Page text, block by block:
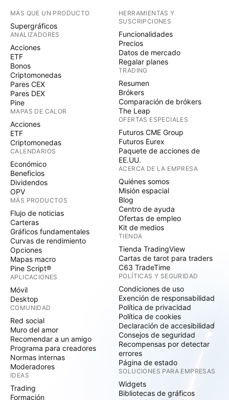
MÁS QUE UN PRODUCTO
Supergráficos
ANALIZADORES
Acciones
ETF
Bonos
Criptomonedas
Pares CEX
Pares DEX
Pine
MAPAS DE CALOR
Acciones
ETF
Criptomonedas
CALENDARIOS
Económico
Beneficios
Dividendos
OPV
MÁS PRODUCTOS
Flujo de noticias
Carteras
Gráficos fundamentales
Curvas de rendimiento
Opciones
Mapas macro
Pine Script®
APLICACIONES
Móvil
Desktop
COMUNIDAD
Red social
Muro del amor
Recomendar a un amigo
Programa para creadores
Normas internas
Moderadores
IDEAS
Trading
Formación
HERRAMIENTAS Y
SUSCRIPCIONES
Funcionalidades
Precios
Datos de mercado
Regalar planes
TRADING
Resumen
Brókers
Comparación de brókers
The Leap
OFERTAS ESPECIALES
Futuros CME Group
Futuros Eurex
Paquete de acciones de
EE.UU.
ACERCA DE LA EMPRESA
Quiénes somos
Misión espacial
Blog
Centro de ayuda
Ofertas de empleo
Kit de medios
TIENDA
Tienda TradingView
Cartas de tarot para traders
C63 TradeTime
POLÍTICAS Y SEGURIDAD
Condiciones de uso
Exención de responsabilidad
Política de privacidad
Política de cookies
Declaración de accesibilidad
Consejos de seguridad
Recompensas por detectar
errores
Página de estado
SOLUCIONES PARA EMPRESAS
Widgets
Bibliotecas de gráficos